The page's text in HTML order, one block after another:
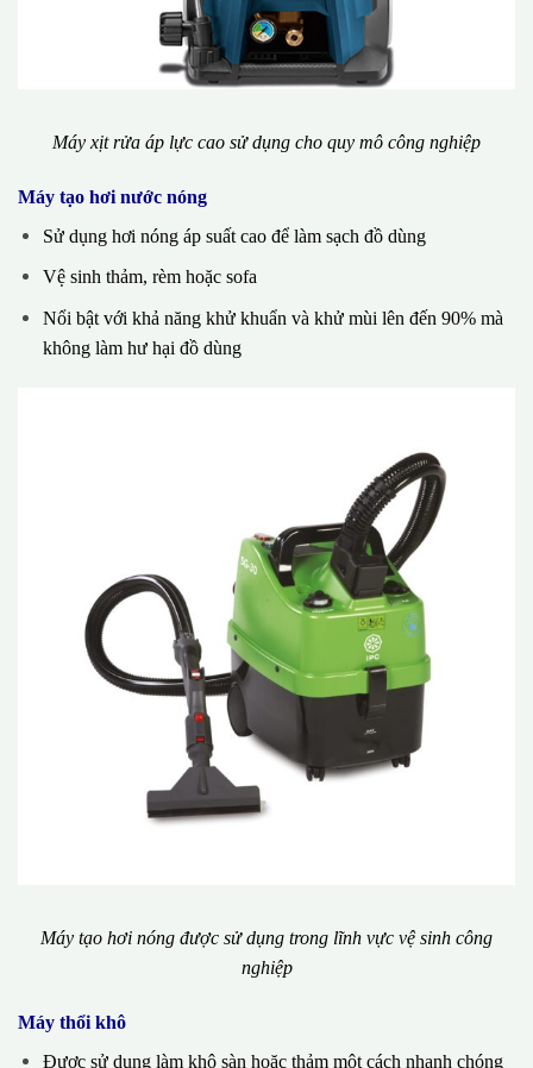
Máy xịt rửa áp lực cao sử dụng cho quy mô công nghiệp
Máy tạo hơi nước nóng
Sử dụng hơi nóng áp suất cao để làm sạch đồ dùng
Vệ sinh thảm, rèm hoặc sofa
Nổi bật với khả năng khử khuẩn và khử mùi lên đến 90% mà
không làm hư hại đồ dùng
Máy tạo hơi nóng được sử dụng trong lĩnh vực vệ sinh công
nghiệp
Máy thổi khô
Được sử dụng làm khô sàn hoặc thảm một cách nhanh chóng